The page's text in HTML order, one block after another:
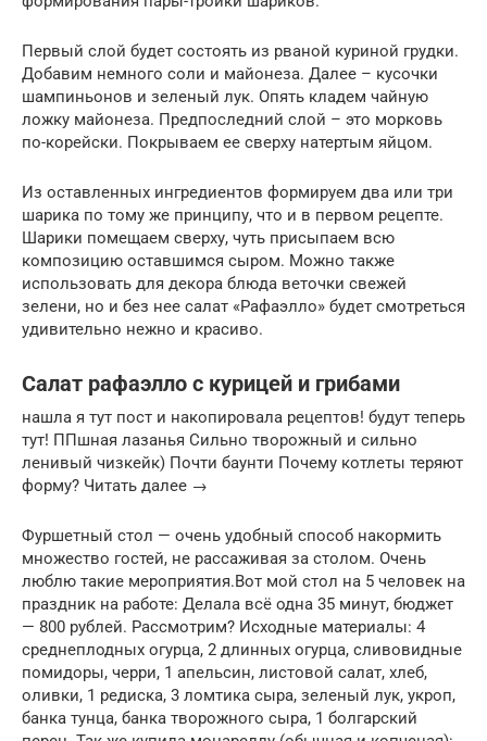
Первый слой будет состоять из рваной куриной грудки.
Добавим немного соли и майонеза. Далее – кусочки
шампиньонов и зеленый лук. Опять кладем чайную
ложку майонеза. Предпоследний слой – это морковь
по-корейски. Покрываем ее сверху натертым яйцом.
Из оставленных ингредиентов формируем два или три
шарика по тому же принципу, что и в первом рецепте.
Шарики помещаем сверху, чуть присыпаем всю
композицию оставшимся сыром. Можно также
использовать для декора блюда веточки свежей
зелени, но и без нее салат «Рафаэлло» будет смотреться
удивительно нежно и красиво.
Салат рафаэлло с курицей и грибами
нашла я тут пост и накопировала рецептов! будут теперь
тут! ППшная лазанья Сильно творожный и сильно
ленивый чизкейк) Почти баунти Почему котлеты теряют
форму? Читать далее →
Фуршетный стол — очень удобный способ накормить
множество гостей, не рассаживая за столом. Очень
люблю такие мероприятия.Вот мой стол на 5 человек на
праздник на работе: Делала всё одна 35 минут, бюджет
— 800 рублей. Рассмотрим? Исходные материалы: 4
среднеплодных огурца, 2 длинных огурца, сливовидные
помидоры, черри, 1 апельсин, листовой салат, хлеб,
оливки, 1 редиска, 3 ломтика сыра, зеленый лук, укроп,
банка тунца, банка творожного сыра, 1 болгарский